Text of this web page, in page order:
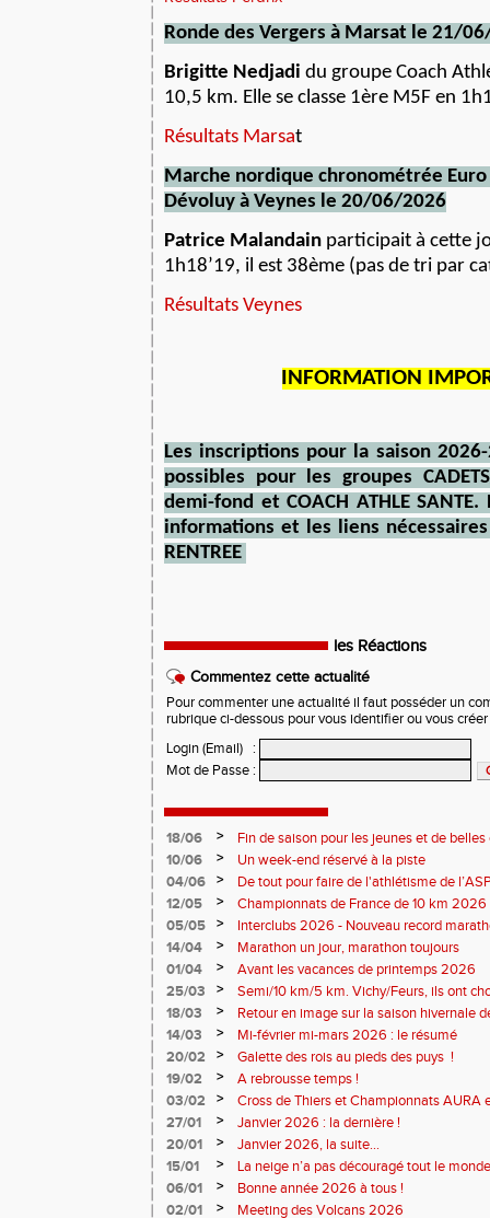
Ronde des Vergers à Marsat le 21/
Brigitte Nedjadi du groupe Coach
10,5 km. Elle se classe 1ère M5F en
Résultats Marsat
Marche nordique chronométrée
Dévoluy à Veynes le 20/06/2026
Patrice Malandain participait à cette
1h18’19, il est 38ème (pas de tri par
Résultats Veynes
INFORMATION
Les inscriptions pour la saison
possibles pour les groupes
demi-fond et COACH ATHLE
informations et les liens nécessaires
RENTREE
les Réactions
Commentez cette actualité
Pour commenter une actualité il faut posséder un
rubrique ci-dessous pour vous identifier ou vous
Login (Email)
:
Mot de Passe :
18/06 >
Fin de saison pour les jeunes et de
10/06
>
Un week-end réservé à la piste
04/06
>
De tout pour faire de l'athlétisme de
monde souriant
12/05 >
Championnats de France de 10 km
Soirées piste
05/05 >
Interclubs 2026 - Nouveau record
résultats
14/04 >
Marathon un jour, marathon toujours
01/04
>
Avant les vacances de printemps 2026
25/03
>
Semi/10 km/5 km. Vichy/Feurs, ils ont
18/03
>
Retour en image sur la saison hivernale
14/03
>
Mi-février mi-mars 2026 : le résumé
20/02
>
Galette des rois au pieds des puys !
19/02
>
A rebrousse temps !
03/02
>
Cross de Thiers et Championnats AURA
27/01
>
Janvier 2026 : la dernière !
20/01
>
Janvier 2026, la suite...
15/01
>
La neige n’a pas découragé tout le
06/01
>
Bonne année 2026 à tous !
02/01
>
Meeting des Volcans 2026